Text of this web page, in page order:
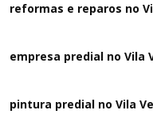
reformas e reparos no
empresa predial no Vila
pintura predial no Vila